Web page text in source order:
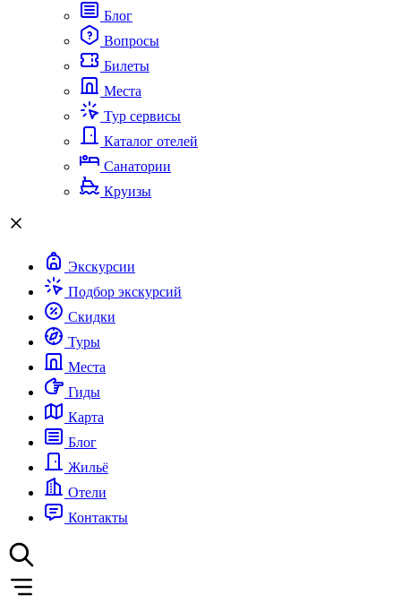
Блог
Вопросы
Билеты
Места
Тур сервисы
Каталог отелей
Санатории
Круизы
Экскурсии
Подбор экскурсий
Скидки
Туры
Места
Гиды
Карта
Блог
Жильё
Отели
Контакты